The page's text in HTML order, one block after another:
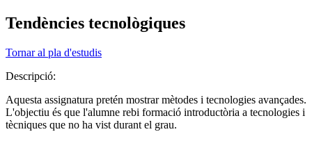
Tendències tecnològiques
Tornar al pla d'estudis
Descripció:
Aquesta assignatura pretén mostrar mètodes i tecnologies avançades.
L'objectiu és que l'alumne rebi formació introductòria a tecnologies i
tècniques que no ha vist durant el grau.